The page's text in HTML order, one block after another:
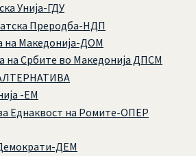
Унија-ГДУ
Преродба-НДП
на Македонија-ДОМ
на Србите во Македонија ДПСМ
-ЕМ
Еднаквост на Ромите-ОПЕР
ДЕМ